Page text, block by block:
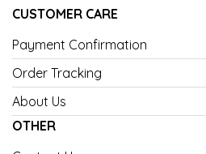
CUSTOMER CARE
Payment Confirmation
Order Tracking
About Us
OTHER